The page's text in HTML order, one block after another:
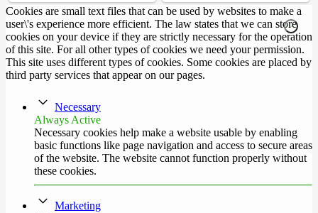
Cookies are small text files that can be used by websites to make a
user\'s experience more efficient. The law states that we can store
cookies on your device if they are strictly necessary for the operation
of this site. For all other types of cookies we need your permission.
This site uses different types of cookies. Some cookies are placed by
third party services that appear on our pages.
Necessary
Always Active
Necessary cookies help make a website usable by enabling
basic functions like page navigation and access to secure areas
of the website. The website cannot function properly without
these cookies.
Marketing